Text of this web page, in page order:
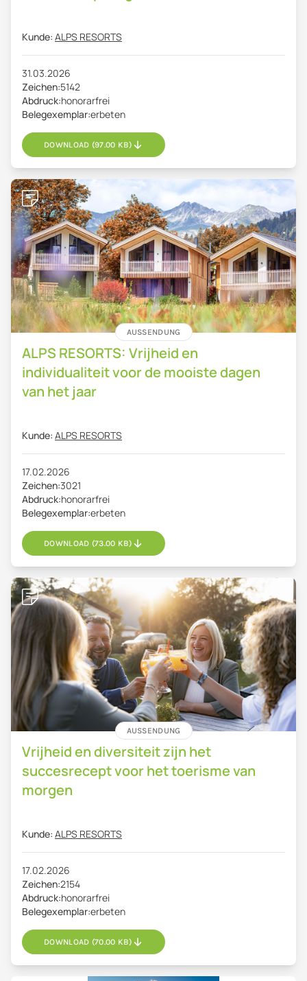
Kunde: ALPS RESORTS
31.03.2026
Zeichen:5142
Abdruck:honorarfrei
Belegexemplar:erbeten
DOWNLOAD (97.00 KB)
AUSSENDUNG
ALPS RESORTS: Vrijheid en
individualiteit voor de mooiste dagen
van het jaar
Kunde: ALPS RESORTS
17.02.2026
Zeichen:3021
Abdruck:honorarfrei
Belegexemplar:erbeten
DOWNLOAD (73.00 KB)
AUSSENDUNG
Vrijheid en diversiteit zijn het
succesrecept voor het toerisme van
morgen
Kunde: ALPS RESORTS
17.02.2026
Zeichen:2154
Abdruck:honorarfrei
Belegexemplar:erbeten
DOWNLOAD (70.00 KB)